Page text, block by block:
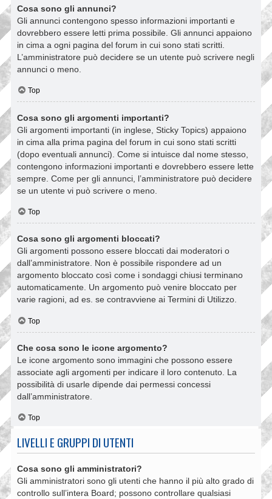
Cosa sono gli annunci?
Gli annunci contengono spesso informazioni importanti e
dovrebbero essere letti prima possibile. Gli annunci appaiono
in cima a ogni pagina del forum in cui sono stati scritti.
L’amministratore può decidere se un utente può scrivere negli
annunci o meno.
Top
Cosa sono gli argomenti importanti?
Gli argomenti importanti (in inglese, Sticky Topics) appaiono
in cima alla prima pagina del forum in cui sono stati scritti
(dopo eventuali annunci). Come si intuisce dal nome stesso,
contengono informazioni importanti e dovrebbero essere lette
sempre. Come per gli annunci, l’amministratore può decidere
se un utente vi può scrivere o meno.
Top
Cosa sono gli argomenti bloccati?
Gli argomenti possono essere bloccati dai moderatori o
dall’amministratore. Non è possibile rispondere ad un
argomento bloccato così come i sondaggi chiusi terminano
automaticamente. Un argomento può venire bloccato per
varie ragioni, ad es. se contravviene ai Termini di Utilizzo.
Top
Che cosa sono le icone argomento?
Le icone argomento sono immagini che possono essere
associate agli argomenti per indicare il loro contenuto. La
possibilità di usarle dipende dai permessi concessi
dall’amministratore.
Top
LIVELLI E GRUPPI DI UTENTI
Cosa sono gli amministratori?
Gli amministratori sono gli utenti che hanno il più alto grado di
controllo sull’intera Board; possono controllare qualsiasi